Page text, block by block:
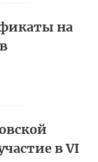
на
в VI